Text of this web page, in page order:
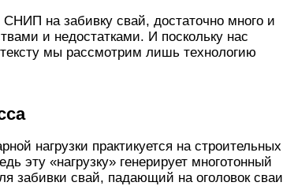
на забивку свай, достаточно много и
и недостатками. И поскольку нас
мы рассмотрим лишь технологию
нагрузки практикуется на строительных
эту «нагрузку» генерирует многотонный
забивки свай, падающий на оголовок сваи